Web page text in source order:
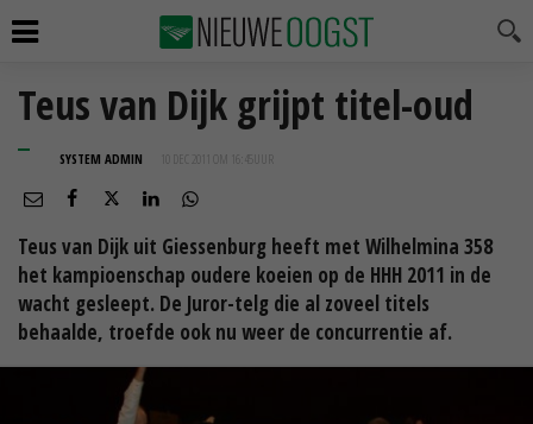
Teus van Dijk grijpt titel-oud
SYSTEM ADMIN 10 DEC 2011 OM 16:45
Teus van Dijk uit Giessenburg heeft met Wilhelmina 358
het kampioenschap oudere koeien op de HHH 2011 in de
wacht gesleept. De Juror-telg die al zoveel titels
behaalde, troefde ook nu weer de concurrentie af.